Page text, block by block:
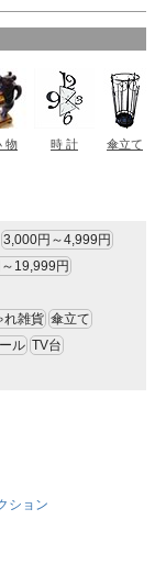
3,000円～4,999円
19,999円
れ雑貨 傘立て
ル TV台
ション